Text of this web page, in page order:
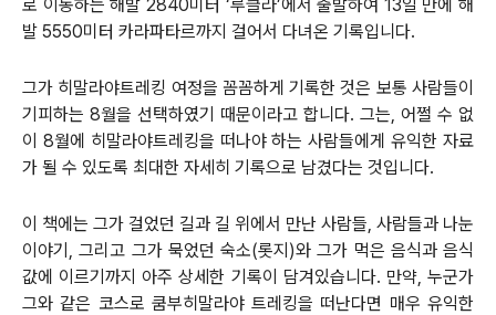
로 이동하는 해발 2840미터 ‘루클라’에서 출발하여 13일 만에 해
발 5550미터 카라파타르까지 걸어서 다녀온 기록입니다.
그가 히말라야트레킹 여정을 꼼꼼하게 기록한 것은 보통 사람들이
기피하는 8월을 선택하였기 때문이라고 합니다. 그는, 어쩔 수 없
이 8월에 히말라야트레킹을 떠나야 하는 사람들에게 유익한 자료
가 될 수 있도록 최대한 자세히 기록으로 남겼다는 것입니다.
이 책에는 그가 걸었던 길과 길 위에서 만난 사람들, 사람들과 나눈
이야기, 그리고 그가 묵었던 숙소(롯지)와 그가 먹은 음식과 음식
값에 이르기까지 아주 상세한 기록이 담겨있습니다. 만약, 누군가
그와 같은 코스로 쿰부히말라야 트레킹을 떠난다면 매우 유익한